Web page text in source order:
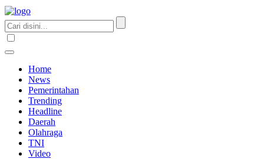
Home
News
Pemerintahan
Trending
Headline
Daerah
Olahraga
TNI
Video